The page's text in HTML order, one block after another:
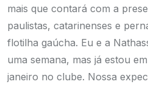
mais que contará com a
paulistas, catarinenses e
flotilha gaúcha. Eu e a
uma semana, mas já estou
janeiro no clube. Nossa